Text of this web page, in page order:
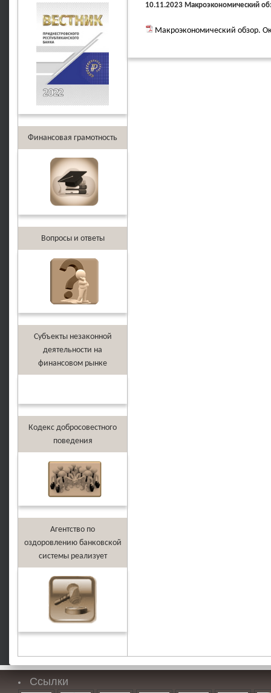
Финансовая грамотность
Вопросы и ответы
Субъекты незаконной
деятельности на
финансовом рынке
Кодекс добросовестного
поведения
Агентство по
оздоровлению банковской
системы реализует
10.11.2023 Макроэкономический
Макроэкономический обзор.
Ссылки